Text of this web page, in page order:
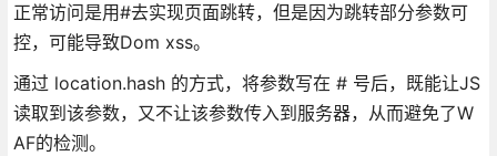
正常访问是用#去实现页面跳转，但是因为跳转部分参数可
控，可能导致Dom xss。
通过 location.hash 的方式，将参数写在 # 号后，既能让JS
读取到该参数，又不让该参数传入到服务器，从而避免了W
AF的检测。